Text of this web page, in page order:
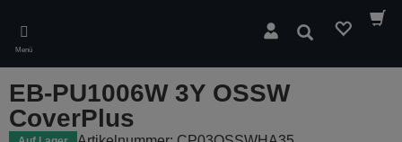
main
content
Menü
Suchen
EB-PU1006W 3Y OSSW
CoverPlus